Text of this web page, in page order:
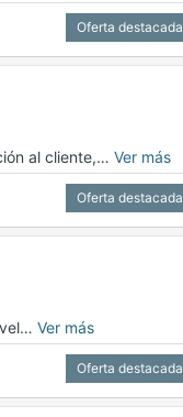
Oferta destacada
al cliente,… Ver más
Oferta destacada
Ver más
Oferta destacada